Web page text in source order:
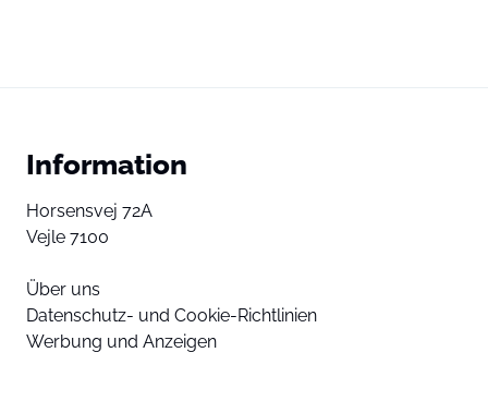
Information
Horsensvej 72A
Vejle 7100
Über uns
Datenschutz- und Cookie-Richtlinien
Werbung und Anzeigen